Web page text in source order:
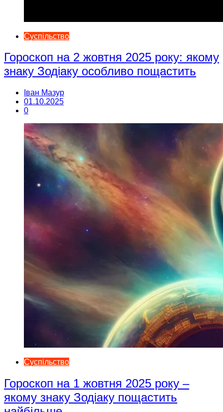
Суспільство
Гороскоп на 2 жовтня 2025 року: якому
знаку Зодіаку особливо пощастить
Іван Мазур
01.10.2025
0
Суспільство
Гороскоп на 1 жовтня 2025 року –
якому знаку Зодіаку пощастить